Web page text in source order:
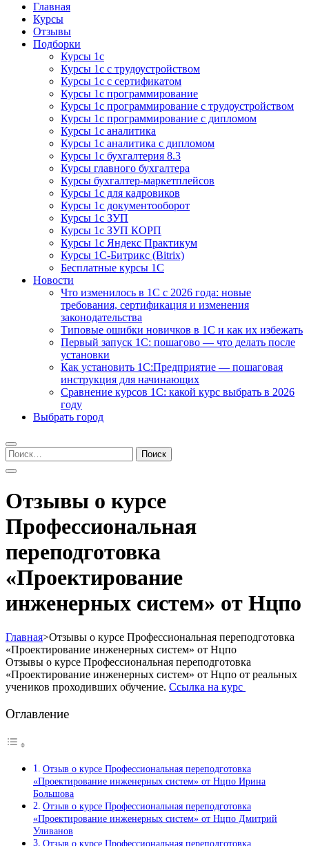
Курсы 1С
Курсы 1С официальная сертификация
Главная
Курсы
Отзывы
Подборки
Курсы 1с
Курсы 1с с трудоустройством
Курсы 1с с сертификатом
Курсы 1с программирование
Курсы 1с программирование с трудоустройством
Курсы 1с программирование с дипломом
Курсы 1с аналитика
Курсы 1с аналитика с дипломом
Курсы 1с бухгалтерия 8.3
Курсы главного бухгалтера
Курсы бухгалтер-маркетплейсов
Курсы 1с для кадровиков
Курсы 1с документооборот
Курсы 1с ЗУП
Курсы 1с ЗУП КОРП
Курсы 1с Яндекс Практикум
Курсы 1С-Битрикс (Bitrix)
Бесплатные курсы 1С
Новости
Что изменилось в 1С с 2026 года: новые
требования, сертификация и изменения
законодательства
Типовые ошибки новичков в 1С и как их избежать
Первый запуск 1С: пошагово — что делать после
установки
Как установить 1С:Предприятие — пошаговая
инструкция для начинающих
Сравнение курсов 1С: какой курс выбрать в 2026
году
Выбрать город
Найти:
Отзывы о курсе
Профессиональная
переподготовка
«Проектирование
инженерных систем» от Нцпо
Главная>Отзывы о курсе Профессиональная переподготовка
«Проектирование инженерных систем» от Нцпо
Отзывы о курсе Профессиональная переподготовка
«Проектирование инженерных систем» от Нцпо от реальных
учеников проходивших обучение. Ссылка на курс
Оглавление
Отзыв о курсе Профессиональная переподготовка
«Проектирование инженерных систем» от Нцпо Ирина
Большова
Отзыв о курсе Профессиональная переподготовка
«Проектирование инженерных систем» от Нцпо Дмитрий
Уливанов
Отзыв о курсе Профессиональная переподготовка